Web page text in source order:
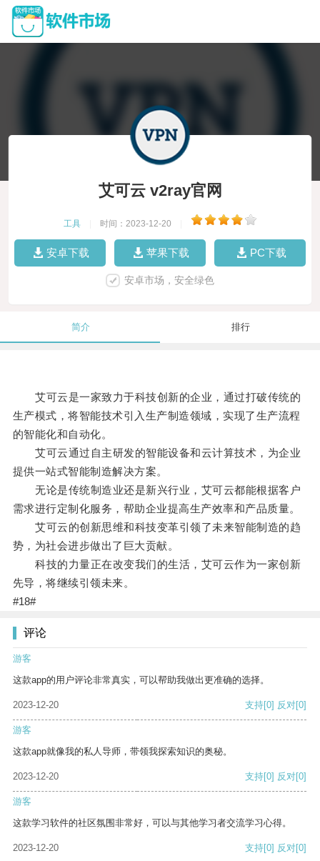
艾可云 v2ray官网
工具 时间：2023-12-20
安卓下载 苹果下载 PC下载
安卓市场，安全绿色
简介 排行
艾可云是一家致力于科技创新的企业，通过打破传统的
生产模式，将智能技术引入生产制造领域，实现了生产流程
的智能化和自动化。
艾可云通过自主研发的智能设备和云计算技术，为企业
提供一站式智能制造解决方案。
无论是传统制造业还是新兴行业，艾可云都能根据客户
需求进行定制化服务，帮助企业提高生产效率和产品质量。
艾可云的创新思维和科技变革引领了未来智能制造的趋
势，为社会进步做出了巨大贡献。
科技的力量正在改变我们的生活，艾可云作为一家创新
先导，将继续引领未来。
#18#
评论
游客
这款app的用户评论非常真实，可以帮助我做出更准确的选择。
2023-12-20 支持[0] 反对[0]
游客
这款app就像我的私人导师，带领我探索知识的奥秘。
2023-12-20 支持[0] 反对[0]
游客
这款学习软件的社区氛围非常好，可以与其他学习者交流学习心得。
2023-12-20 支持[0] 反对[0]